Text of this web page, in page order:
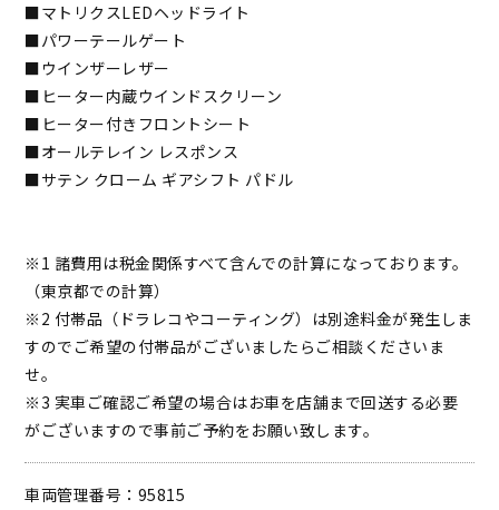
■マトリクスLEDヘッドライト
■パワーテールゲート
■ウインザーレザー
■ヒーター内蔵ウインドスクリーン
■ヒーター付きフロントシート
■オールテレイン レスポンス
■サテン クローム ギアシフト パドル
※1 諸費用は税金関係すべて含んでの計算になっております。
（東京都での計算）
※2 付帯品（ドラレコやコーティング）は別途料金が発生しま
すのでご希望の付帯品がございましたらご相談くださいま
せ。
※3 実車ご確認ご希望の場合はお車を店舗まで回送する必要
がございますので事前ご予約をお願い致します。
車両管理番号：95815